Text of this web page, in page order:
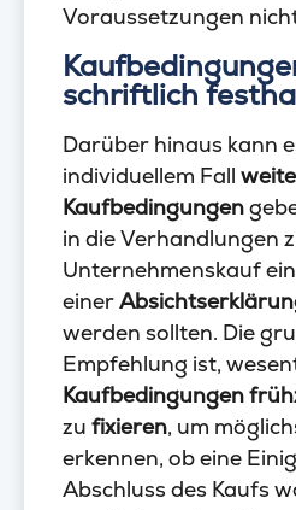
Voraussetzungen
schriftlich
Darüber hinaus kann
individuellem Fall
Kaufbedingungen
in die Verhandlungen
Unternehmenskauf
einer
werden sollten. Die
Empfehlung ist,
Kaufbedingungen
zu fixieren, um
erkennen, ob eine
Abschluss des Kaufs